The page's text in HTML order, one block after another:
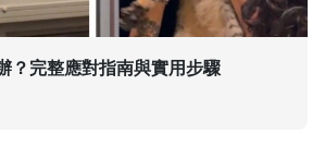
？完整應對指南與實用步驟